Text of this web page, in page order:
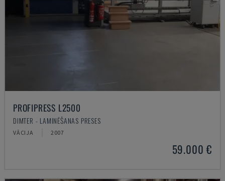
PROFIPRESS L2500
DIMTER - LAMINĒŠANAS PRESES
VĀCIJA 2007
59.000 €